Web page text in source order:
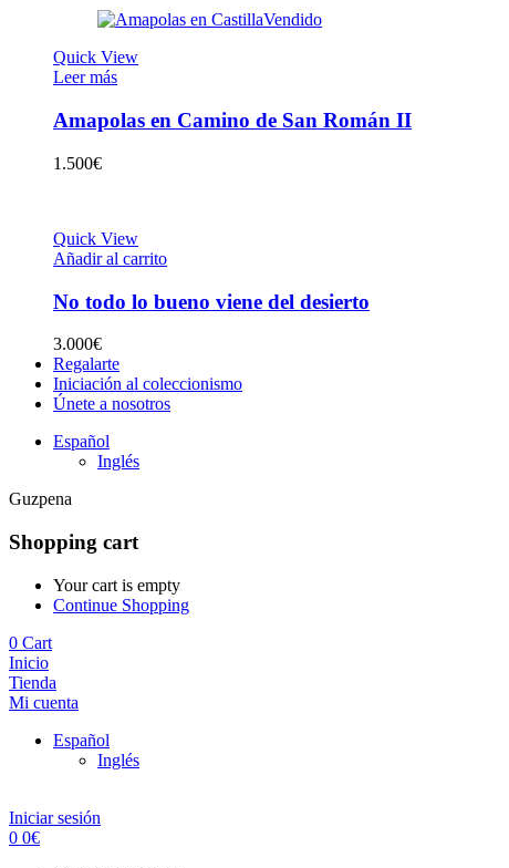
Vendido
Quick View
Leer más
Amapolas en Camino de San Román II
1.500€
Quick View
Añadir al carrito
No todo lo bueno viene del desierto
3.000€
Regalarte
Iniciación al coleccionismo
Únete a nosotros
Español
Inglés
Guzpena
Shopping cart
Your cart is empty
Continue Shopping
0 Cart
Inicio
Tienda
Mi cuenta
Español
Inglés
Iniciar sesión
0 0€